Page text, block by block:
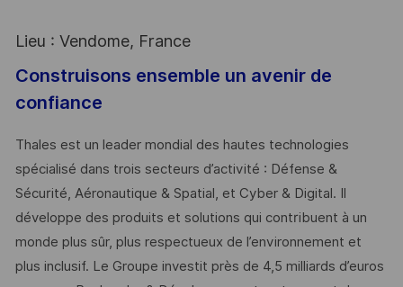
Lieu : Vendome, France
Construisons ensemble un avenir de
confiance
Thales est un leader mondial des hautes technologies
spécialisé dans trois secteurs d’activité : Défense &
Sécurité, Aéronautique & Spatial, et Cyber & Digital. Il
développe des produits et solutions qui contribuent à un
monde plus sûr, plus respectueux de l’environnement et
plus inclusif. Le Groupe investit près de 4,5 milliards d’euros